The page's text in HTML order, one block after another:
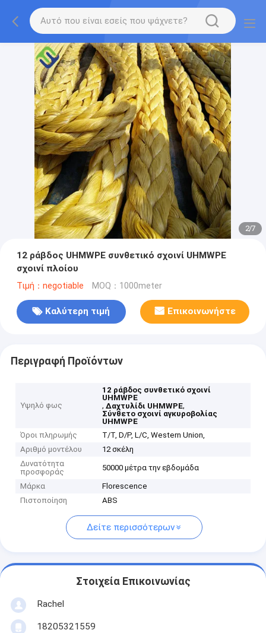
2/7
12 ράβδος UHMWPE συνθετικό σχοινί UHMWPE
σχοινί πλοίου
Τιμή：negotiable MOQ：1000meter
Καλύτερη τιμή Επικοινωνήστε
Περιγραφή Προϊόντων
Υψηλό φως
12 ράβδος συνθετικό σχοινί
UHMWPE
,Δαχτυλίδι UHMWPE,
Σύνθετο σχοινί αγκυροβολίας
UHMWPE
Όροι πληρωμής
T/T, D/P, L/C, Western Union,
Αριθμό μοντέλου
12 σκέλη
Δυνατότητα
προσφοράς
50000 μέτρα την εβδομάδα
Μάρκα
Florescence
Πιστοποίηση
ABS
Δείτε περισσότερων
Στοιχεία Επικοινωνίας
Rachel
18205321559